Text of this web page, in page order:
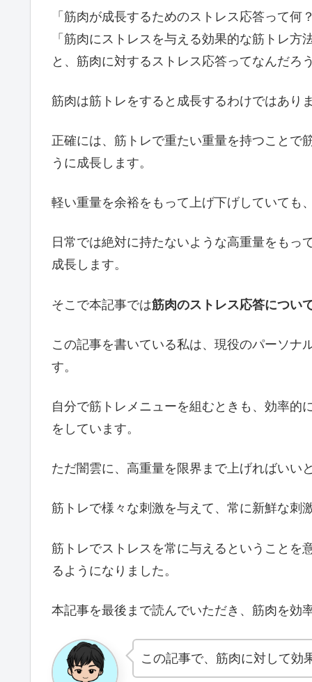
「筋肉が成長するためのストレス応答って何
「筋肉にストレスを与える効果的な筋トレ方
と、筋肉に対するストレス応答ってなんだろ
筋肉は筋トレをすると成長するわけではあり
正確には、筋トレで重たい重量を持つことで
うに成長します。
軽い重量を余裕をもって上げ下げしていても
日常では絶対に持たないような高重量をも
成長します。
そこで本記事では筋肉のストレス応答につい
この記事を書いている私は、現役のパーソナ
す。
自分で筋トレメニューを組むときも、効率的
をしています。
ただ闇雲に、高重量を限界まで上げればいい
筋トレで様々な刺激を与えて、常に新鮮な刺
筋トレでストレスを常に与えるということを
るようになりました。
本記事を最後まで読んでいただき、筋肉を効
この記事で、筋肉に対して効